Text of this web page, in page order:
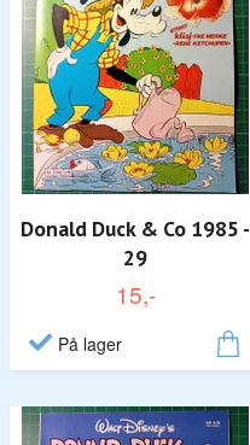
Donald Duck & Co 1985 -
29
15,-
På lager